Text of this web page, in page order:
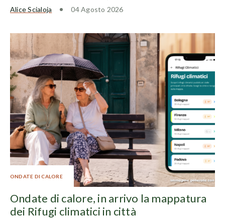
Alice Scialoja 04 Agosto 2026
ONDATE DI CALORE
Ondate di calore, in arrivo la mappatura
dei Rifugi climatici in città